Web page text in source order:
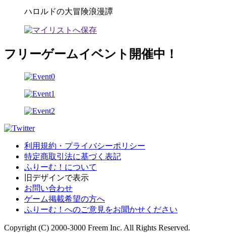
ハロルドの大冒険浪漫譚
フリーゲームイベント開催中！
利用規約・プライバシーポリシー
特定商取引法に基づく表記
ふりーむ！について
旧デザインで表示
お問い合わせ
ゲーム掲載希望の方へ
ふりーむ！へのご意見をお聞かせください
Copyright (C) 2000-3000 Freem Inc. All Rights Reserved.